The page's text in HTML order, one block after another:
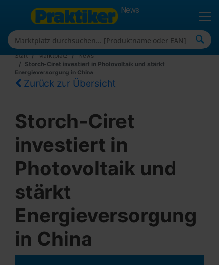
News
Start Marktplatz
News
Storch-Ciret investiert in Photovoltaik und stärkt
Energieversorgung in China
Zurück zur Übersicht
Storch-Ciret
investiert in
Photovoltaik und
stärkt
Energieversorgung
in China